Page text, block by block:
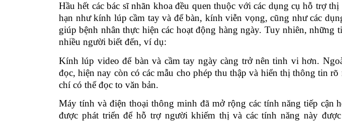
Hầu hết các bác sĩ nhãn khoa đều quen thuộc với các dụng cụ hỗ trợ thị
hạn như kính lúp cầm tay và để bàn, kính viễn vọng, cũng như các
giúp bệnh nhân thực hiện các hoạt động hàng ngày. Tuy nhiên, những
nhiều người biết đến, ví dụ:
Kính lúp video để bàn và cầm tay ngày càng trở nên tinh vi hơn.
đọc, hiện nay còn có các mẫu cho phép thu thập và hiển thị thông tin rõ
chí có thể đọc to văn bản.
Máy tính và điện thoại thông minh đã mở rộng các tính năng tiếp cận
được phát triển để hỗ trợ người khiếm thị và các tính năng này